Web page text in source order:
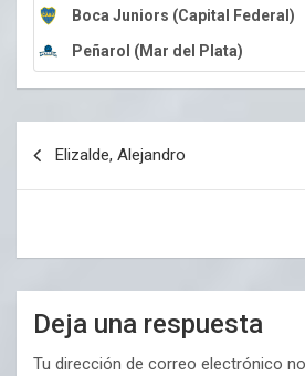
Boca Juniors (Capital Federal)
Peñarol (Mar del Plata)
Elizalde, Alejandro
Deja una respuesta
Tu dirección de correo electrónico